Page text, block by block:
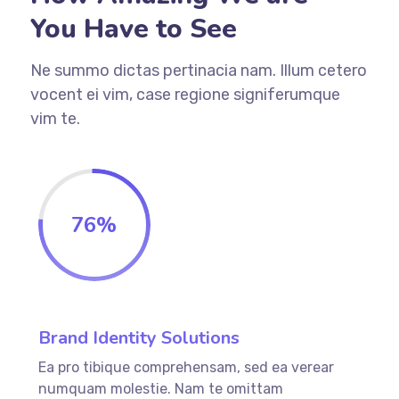
You Have to See
Ne summo dictas pertinacia nam. Illum cetero
vocent ei vim, case regione signiferumque
vim te.
76%
Brand Identity Solutions
Ea pro tibique comprehensam, sed ea verear
numquam molestie. Nam te omittam